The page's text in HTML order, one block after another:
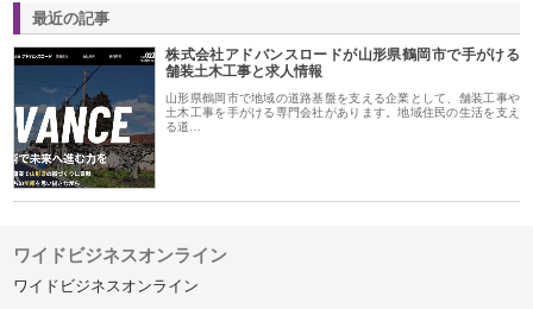
最近の記事
株式会社アドバンスロードが山形県鶴岡市で手がける
舗装土木工事と求人情報
山形県鶴岡市で地域の道路基盤を支える企業として、舗装工事や
土木工事を手がける専門会社があります。地域住民の生活を支え
る道…
ワイドビジネスオンライン
ワイドビジネスオンライン